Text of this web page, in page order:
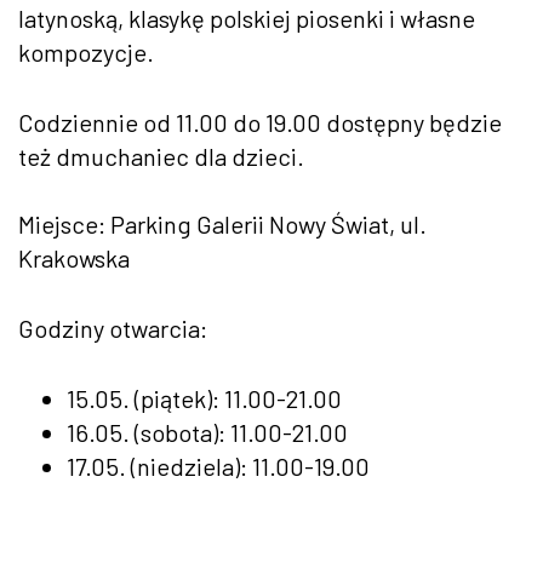
latynoską, klasykę polskiej piosenki i własne
kompozycje.
Codziennie od 11.00 do 19.00 dostępny będzie
też dmuchaniec dla dzieci.
Miejsce: Parking Galerii Nowy Świat, ul.
Krakowska
Godziny otwarcia:
15.05. (piątek): 11.00-21.00
16.05. (sobota): 11.00-21.00
17.05. (niedziela): 11.00-19.00